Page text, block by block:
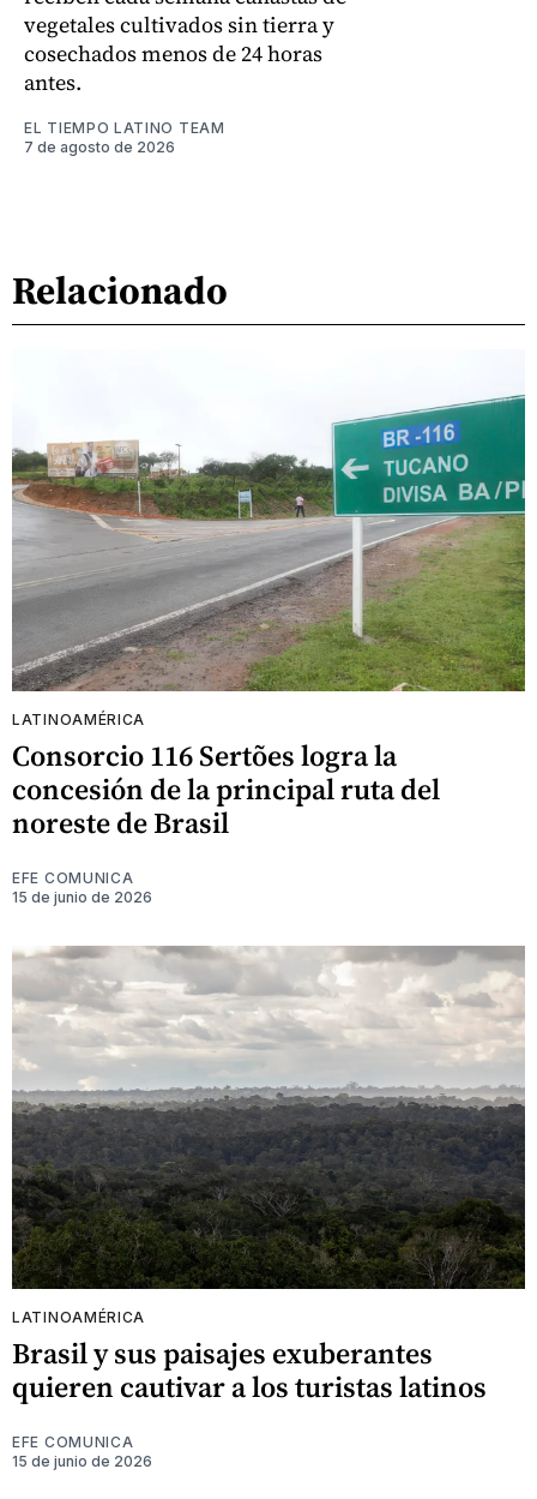
vegetales cultivados sin tierra y
cosechados menos de 24 horas
antes.
EL TIEMPO LATINO TEAM
7 de agosto de 2026
Relacionado
LATINOAMÉRICA
Consorcio 116 Sertões logra la
concesión de la principal ruta del
noreste de Brasil
EFE COMUNICA
15 de junio de 2026
LATINOAMÉRICA
Brasil y sus paisajes exuberantes
quieren cautivar a los turistas latinos
EFE COMUNICA
15 de junio de 2026